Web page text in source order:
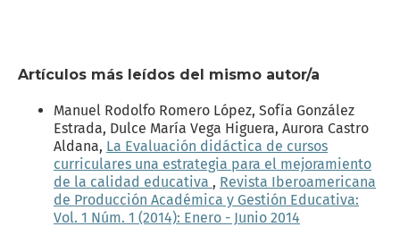
Artículos más leídos del mismo autor/a
Manuel Rodolfo Romero López, Sofía González
Estrada, Dulce María Vega Higuera, Aurora Castro
Aldana, La Evaluación didáctica de cursos
curriculares una estrategia para el mejoramiento
de la calidad educativa , Revista Iberoamericana
de Producción Académica y Gestión Educativa:
Vol. 1 Núm. 1 (2014): Enero - Junio 2014